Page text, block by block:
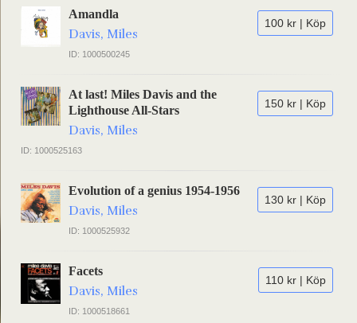
100 kr | Köp
Amandla
Davis, Miles
ID: 1000500245
150 kr | Köp
At last! Miles Davis and the
Lighthouse All-Stars
Davis, Miles
ID: 1000525163
130 kr | Köp
Evolution of a genius 1954-1956
Davis, Miles
ID: 1000525932
110 kr | Köp
Facets
Davis, Miles
ID: 1000518661